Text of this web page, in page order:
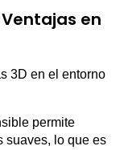
en
3D en el entorno
permite
suaves, lo que es